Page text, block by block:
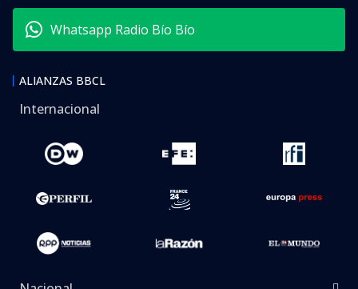
Whatsapp Radio Bío Bío
ALIANZAS BBCL
Internacional